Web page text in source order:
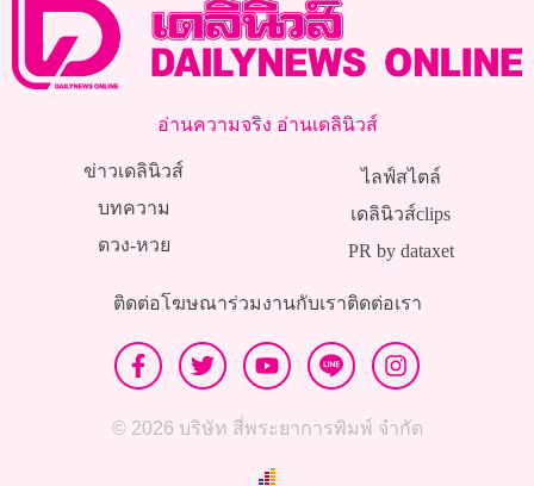
อ่านความจริง อ่านเดลินิวส์
ข่าวเดลินิวส์
บทความ
ดวง-หวย
ไลฟ์สไตล์
เดลินิวส์clips
PR by dataxet
ติดต่อโฆษณาร่วมงานกับเราติดต่อเรา
© 2026 บริษัท สี่พระยาการพิมพ์ จำกัด